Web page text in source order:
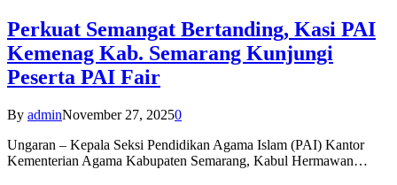
Perkuat Semangat Bertanding, Kasi PAI
Kemenag Kab. Semarang Kunjungi
Peserta PAI Fair
By adminNovember 27, 20250
Ungaran – Kepala Seksi Pendidikan Agama Islam (PAI) Kantor
Kementerian Agama Kabupaten Semarang, Kabul Hermawan…